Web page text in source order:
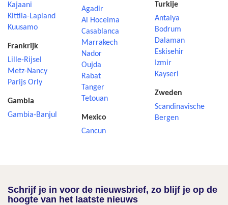
Kajaani
Kittila-Lapland
Kuusamo
Frankrijk
Lille-Rijsel
Metz-Nancy
Parijs Orly
Gambia
Gambia-Banjul
Agadir
Al Hoceima
Casablanca
Marrakech
Nador
Oujda
Rabat
Tanger
Tetouan
Mexico
Cancun
Turkije
Antalya
Bodrum
Dalaman
Eskisehir
Izmir
Kayseri
Zweden
Scandinavische
Bergen
Schrijf je in voor de nieuwsbrief, zo blijf je op de
hoogte van het laatste nieuws